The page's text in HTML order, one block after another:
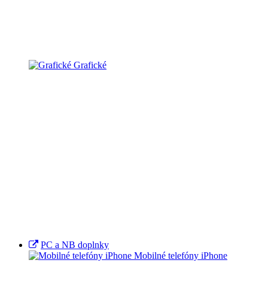
Grafické
PC a NB doplnky
Mobilné telefóny iPhone